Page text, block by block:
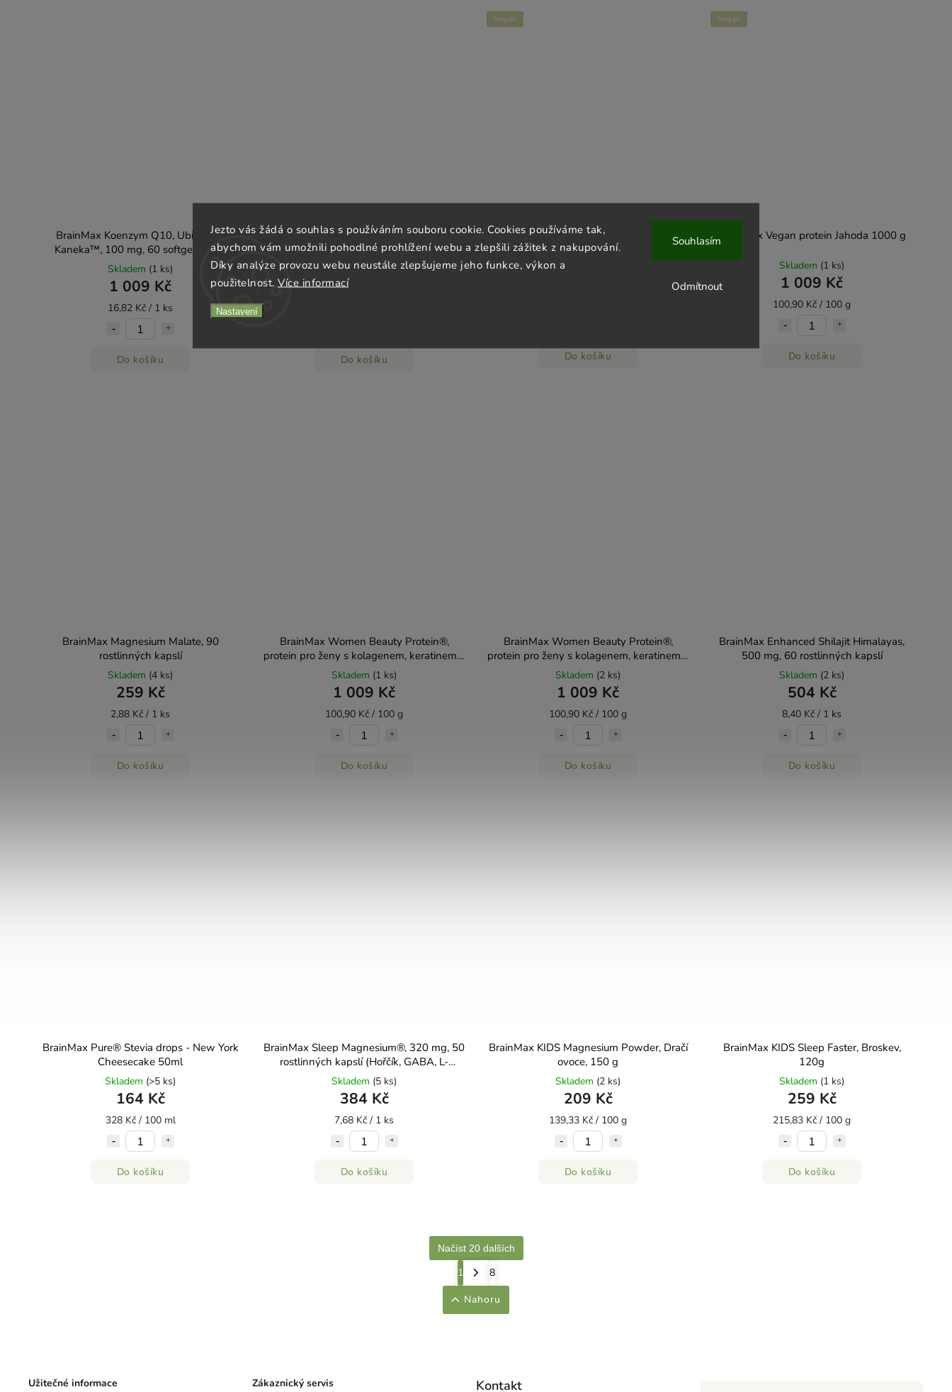
Jezto vás žádá o souhlas s používáním souboru cookie. Cookies používáme tak,
abychom vám umožnili pohodlné prohlížení webu a zlepšili zážitek z nakupování.
Díky analýze provozu webu neustále zlepšujeme jeho funkce, výkon a
použitelnost. Více informací
Nastavení
Odmítnout
Souhlasím
BrainMax Koenzym Q10, Ubiquinol,
Kaneka™, 100 mg, 60 softgel kapslí
Skladem (1 ks)
1 009 Kč
16,82 Kč / 1 ks
Do košíku
BrainMax KIDS Liquid Liposomal Vitamin
C, Strawberry, 500 mg, 200 ml
Skladem(2 ks)
509 Kč
Do košíku
Vegan
BrainMax Vegan protein Kokos 1000 g
Skladem
Do košíku
Vegan
BrainMax Vegan protein Jahoda 1000 g
Skladem (1 ks)
1 009 Kč
100,90 Kč / 100 g
Do košíku
BrainMax Magnesium Malate, 90
rostlinných kapslí
Skladem (4 ks)
259 Kč
2,88 Kč / 1 ks
Do košíku
BrainMax Women Beauty Protein®,
protein pro ženy s kolagenem, keratinem a
vitamíny Bílá čokoláda 1000 g
Skladem (1 ks)
1 009 Kč
100,90 Kč / 100 g
Do košíku
BrainMax Women Beauty Protein®,
protein pro ženy s kolagenem, keratinem a
vitamíny Kokos 1000 g
Skladem (2 ks)
1 009 Kč
100,90 Kč / 100 g
Do košíku
BrainMax Enhanced Shilajit Himalayas,
500 mg, 60 rostlinných kapslí
Skladem (2 ks)
504 Kč
8,40 Kč / 1 ks
Do košíku
BrainMax Pure® Stevia drops - New York
Cheesecake 50ml
Skladem (>5 ks)
164 Kč
328 Kč / 100 ml
Do košíku
BrainMax Sleep Magnesium®, 320 mg, 50
rostlinných kapslí (Hořčík, GABA, L-
theanin, Vitamín B6, šťáva z višně)
Skladem (5 ks)
384 Kč
7,68 Kč / 1 ks
Do košíku
BrainMax KIDS Magnesium Powder, Dračí
ovoce, 150 g
Skladem (2 ks)
209 Kč
139,33 Kč / 100 g
Do košíku
BrainMax KIDS Sleep Faster, Broskev,
120g
Skladem (1 ks)
259 Kč
215,83 Kč / 100 g
Do košíku
Načíst 20 dalších
1
8
Nahoru
Užitečné informace Zákaznický servis Kontakt